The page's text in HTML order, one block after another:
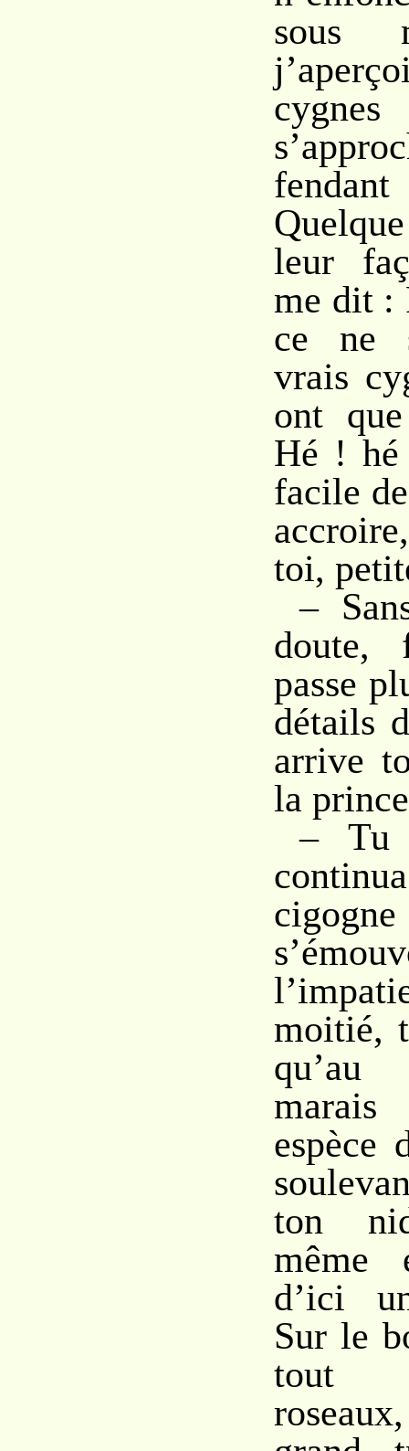
sous
leur
me dit :
ce ne
vrais
ont
Hé ! hé
facile
toi,
–
doute,
passe
détails
arrive
la
– Tu
moitié,
espèce
ton
même
d’ici
Sur le
tout